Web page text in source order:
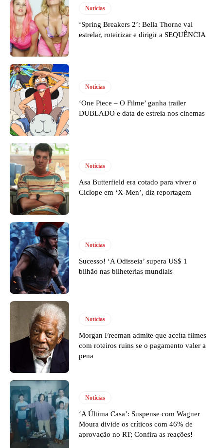
Notícias
‘Spring Breakers 2’: Bella Thorne vai
estrelar, roteirizar e dirigir a SEQUÊNCIA
Notícias
‘One Piece – O Filme’ ganha trailer
DUBLADO e data de estreia nos cinemas
Notícias
Asa Butterfield era cotado para viver o
Ciclope em ‘X-Men’, diz reportagem
Notícias
Sucesso! ‘A Odisseia’ supera US$ 1
bilhão nas bilheterias mundiais
Notícias
Morgan Freeman admite que aceita filmes
com roteiros ruins se o pagamento valer a
pena
Notícias
‘A Última Casa’: Suspense com Wagner
Moura divide os críticos com 46% de
aprovação no RT; Confira as reações!